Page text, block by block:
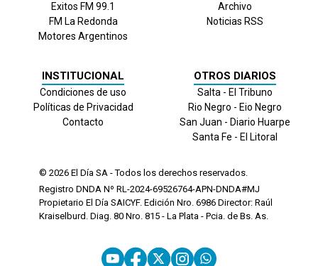
Exitos FM 99.1
FM La Redonda
Motores Argentinos
Archivo
Noticias RSS
INSTITUCIONAL
Condiciones de uso
Políticas de Privacidad
Contacto
OTROS DIARIOS
Salta - El Tribuno
Rio Negro - Eio Negro
San Juan - Diario Huarpe
Santa Fe - El Litoral
© 2026 El Día SA - Todos los derechos reservados.
Registro DNDA Nº RL-2024-69526764-APN-DNDA#MJ
Propietario El Día SAICYF. Edición Nro. 6986 Director: Raúl
Kraiselburd. Diag. 80 Nro. 815 - La Plata - Pcia. de Bs. As.